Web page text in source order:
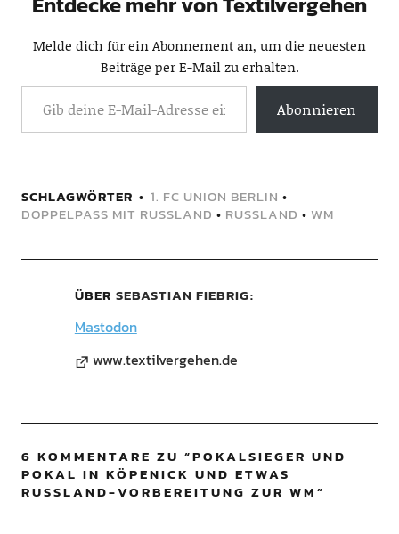
Melde dich für ein Abonnement an, um die neuesten
Beiträge per E-Mail zu erhalten.
Abonnieren
SCHLAGWÖRTER 1. FC UNION BERLIN •
DOPPELPASS MIT RUSSLAND • RUSSLAND • WM
ÜBER SEBASTIAN FIEBRIG
Mastodon
www.textilvergehen.de
6 KOMMENTARE ZU “POKALSIEGER UND
POKAL IN KÖPENICK UND ETWAS
RUSSLAND-VORBEREITUNG ZUR WM”